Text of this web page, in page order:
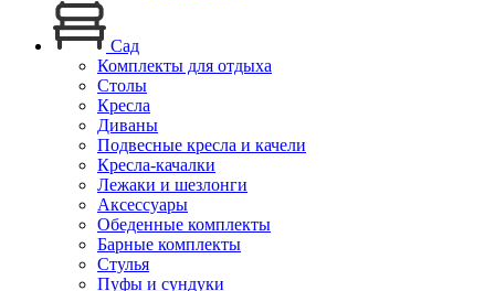
Сад
Комплекты для отдыха
Столы
Кресла
Диваны
Подвесные кресла и качели
Кресла-качалки
Лежаки и шезлонги
Аксессуары
Обеденные комплекты
Барные комплекты
Стулья
Пуфы и сундуки